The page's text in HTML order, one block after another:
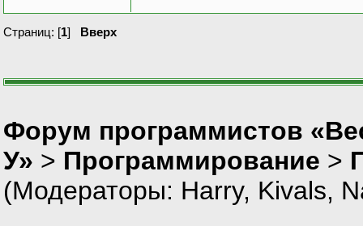
Страниц: [1] Вверх
Форум программистов
У» > Программирование >
(Модераторы: Harry, Kivals,